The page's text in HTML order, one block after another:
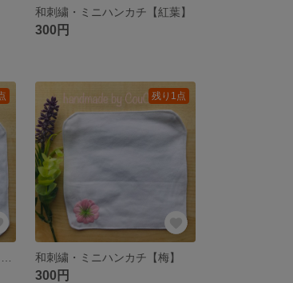
和刺繍・ミニハンカチ【紅葉】
300円
残り1点
和刺繍・ミニハンカチ【梅】
300円